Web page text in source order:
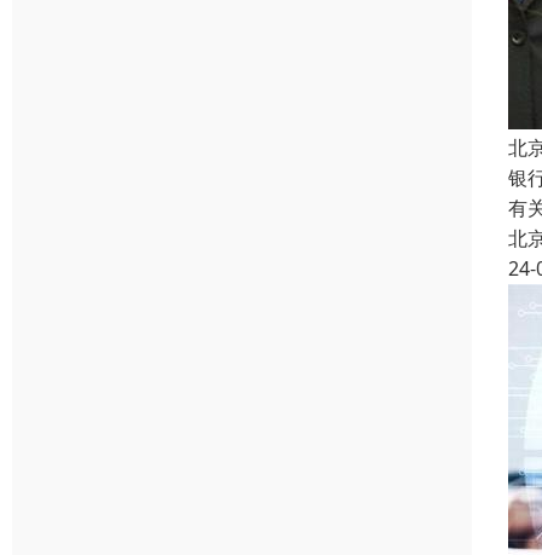
北
银
有
北
24-